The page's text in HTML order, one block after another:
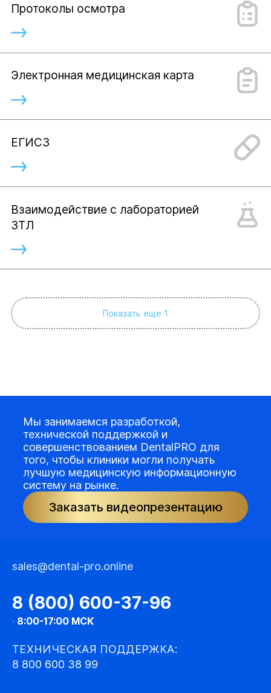
Протоколы осмотра
Электронная медицинская карта
ЕГИСЗ
Взаимодействие с лабораторией
ЗТЛ
Показать еще 1
Мы занимаемся разработкой,
технической поддержкой и
совершенствованием DentalPRO для
того, чтобы клиники могли получать
лучшую медицинскую информационную
систему на рынке.
Заказать видеопрезентацию
sales@dental-pro.online
8 (800) 600-37-96
· 8:00-17:00 МСК
ТЕХНИЧЕСКАЯ ПОДДЕРЖКА:
8 800 600 38 99